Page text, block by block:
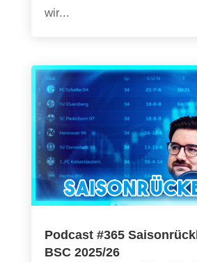
wir...
Podcast #365
BSC 2025/26